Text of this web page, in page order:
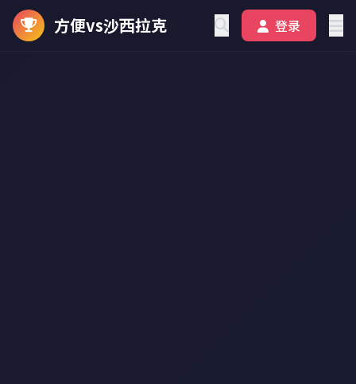
方便vs沙西拉克 登录